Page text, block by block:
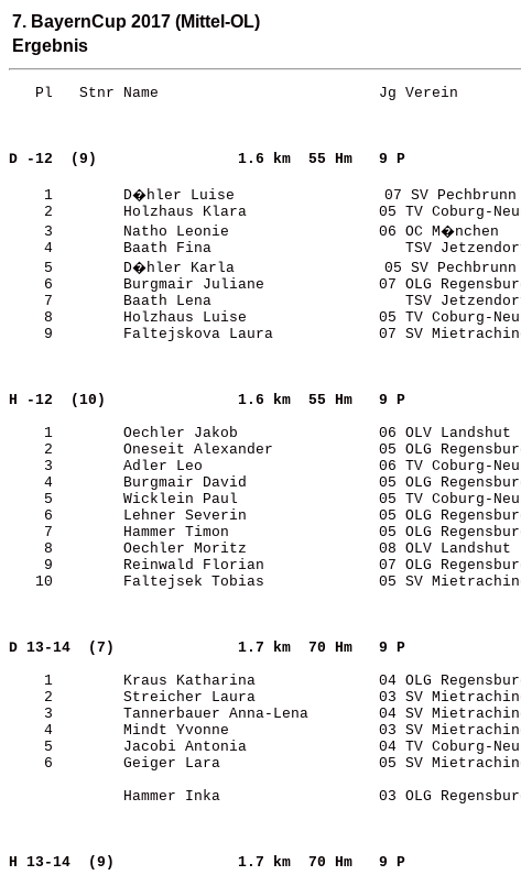
7. BayernCup 2017 (Mittel-OL)
Ergebnis
Pl   Stnr Name                         Jg Verein
D -12  (9) 1.6 km  55 Hm   9 P
1        D�hler Luise                 07 SV
2        Holzhaus Klara               05 TV Coburg-
3        Natho Leonie                 06 OC M�nchen
4        Baath Fina                      TSV
5        D�hler Karla                 05 SV
6        Burgmair Juliane             07 OLG
7        Baath Lena                      TSV
8        Holzhaus Luise               05 TV Coburg-
9        Faltejskova Laura            07 SV
H -12  (10)
1.6 km  55 Hm   9 P
1        Oechler Jakob                06 OLV Landshut
2        Oneseit Alexander            05 OLG
3        Adler Leo                    06 TV Coburg-
4        Burgmair David               05 OLG
5        Wicklein Paul                05 TV Coburg-
6        Lehner Severin               05 OLG
7        Hammer Timon                 05 OLG
8        Oechler Moritz               08 OLV Landshut
9        Reinwald Florian             07 OLG
10        Faltejsek Tobias             05 SV
D 13-14  (7)
1.7 km  70 Hm   9 P
1        Kraus Katharina              04 OLG
2        Streicher Laura              03 SV
3        Tannerbauer Anna-Lena        04 SV
4        Mindt Yvonne                 03 SV
5        Jacobi Antonia               04 TV Coburg-
6        Geiger Lara                  05 SV
Hammer Inka                  03 OLG
H 13-14  (9)
1.7 km  70 Hm   9 P